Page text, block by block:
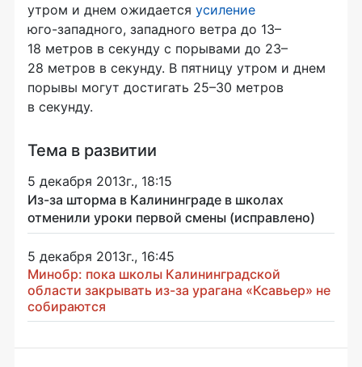
утром и днем ожидается усиление
юго-западного, западного ветра до 13–
18 метров в секунду с порывами до 23–
28 метров в секунду. В пятницу утром и днем
порывы могут достигать 25–30 метров
в секунду.
Тема в развитии
5 декабря 2013г., 18:15
Из-за шторма в Калининграде в школах
отменили уроки первой смены (исправлено)
5 декабря 2013г., 16:45
Минобр: пока школы Калининградской
области закрывать из-за урагана «Ксавьер» не
собираются